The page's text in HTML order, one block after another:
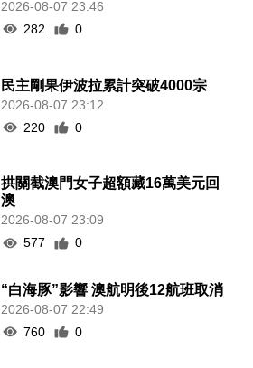
2026-08-07 23:46
282
0
民主剛果伊波拉累計突破4000宗
2026-08-07 23:12
220
0
拱關截澳門女子超額藏16萬美元回
澳
2026-08-07 23:09
577
0
“白海豚”影響 澳航明後12航班取消
2026-08-07 22:49
760
0